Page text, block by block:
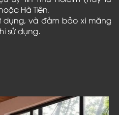
Hà Tiên.
dụng, và đảm bảo xi măng
sử dụng.